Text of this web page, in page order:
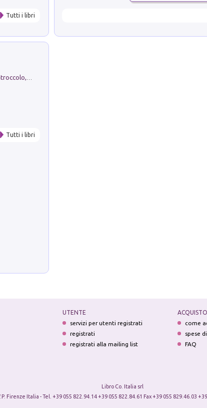
Tutti i libri
Tutti i libri
UTENTE
servizi per utenti registrati
registrati
registrati alla mailing list
ACQUISTO
come
spese
FAQ
Libro Co. Italia srl
Firenze Italia - Tel. +39 055 822.94.14 +39 055 822.84.61 Fax +39 055 829.46.03